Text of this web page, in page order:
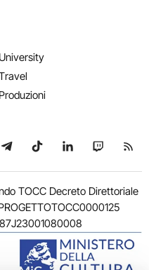
University
Produzioni
su WhatsApp
Seguici su Telegram
Seguici su TikTok
Seguici su
Seguici
TOCC Decreto Direttoriale